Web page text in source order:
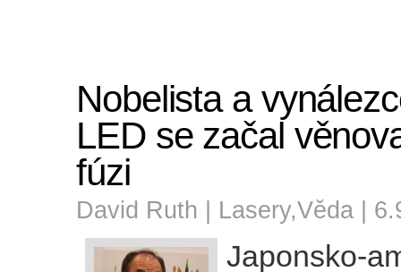
Nobelista a
LED se začal
fúzi
David Ruth | Lasery,Věda |
Japonsko-